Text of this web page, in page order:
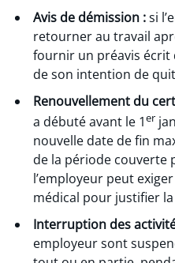
Avis de démission :si
retourner au travail
fournir un préavis écrit
de son intention de
Renouvellement du
a débuté avant le 1er
nouvelle date de fin
de la période couverte
l’employeur peut
médical pour justifier
Interruption des
employeur sont